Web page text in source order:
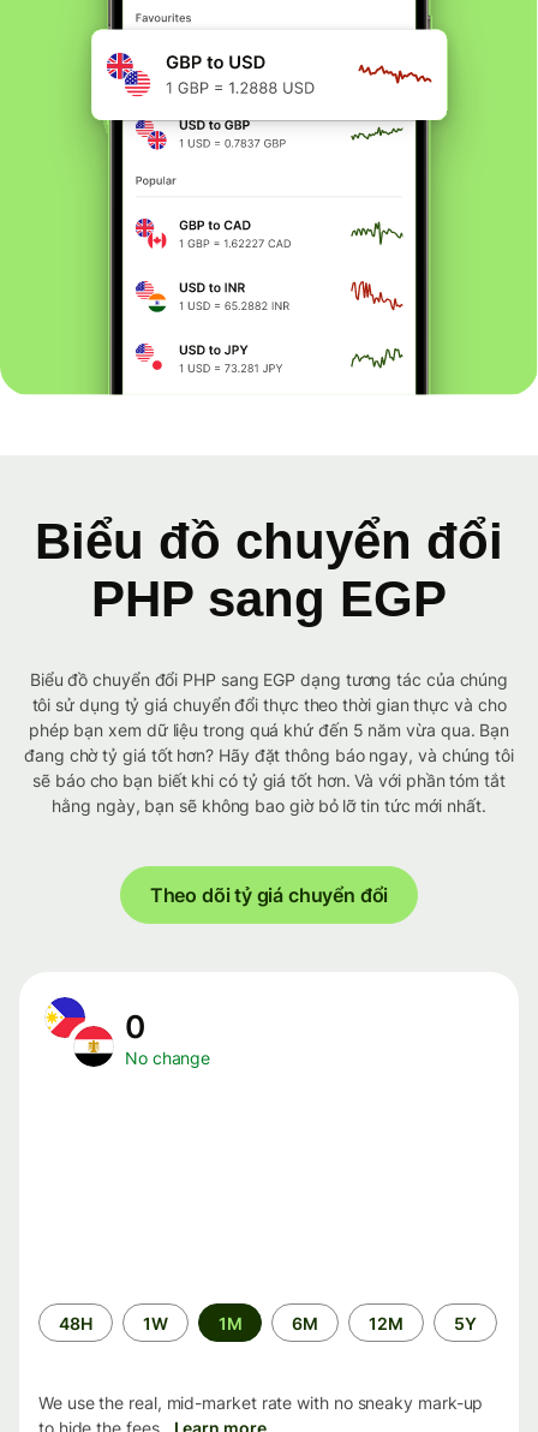
Biểu đồ chuyển đổi
PHP sang EGP
Biểu đồ chuyển đổi PHP sang EGP dạng tương tác của chúng
tôi sử dụng tỷ giá chuyển đổi thực theo thời gian thực và cho
phép bạn xem dữ liệu trong quá khứ đến 5 năm vừa qua. Bạn
đang chờ tỷ giá tốt hơn? Hãy đặt thông báo ngay, và chúng tôi
sẽ báo cho bạn biết khi có tỷ giá tốt hơn. Và với phần tóm tắt
hằng ngày, bạn sẽ không bao giờ bỏ lỡ tin tức mới nhất.
Theo dõi tỷ giá chuyển đổi
0
No change
Time
period
48H 1W 1M 6M 12M 5Y
We use the real, mid-market rate with no sneaky mark-up